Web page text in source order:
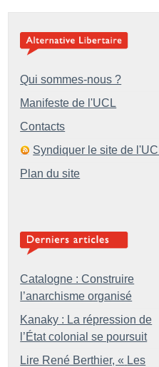
Qui sommes-nous ?
Manifeste de l'UCL
Contacts
Syndiquer le site de
Plan du site
Catalogne : Construire
l’anarchisme organisé
Kanaky : La répression de
l’État colonial se poursuit
Lire René Berthier, « Les